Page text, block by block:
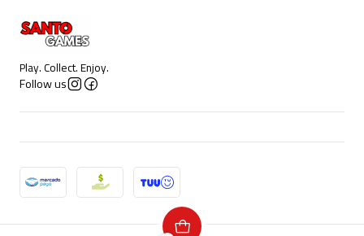
Play. Collect. Enjoy.
Follow us
2026 Santo Games.